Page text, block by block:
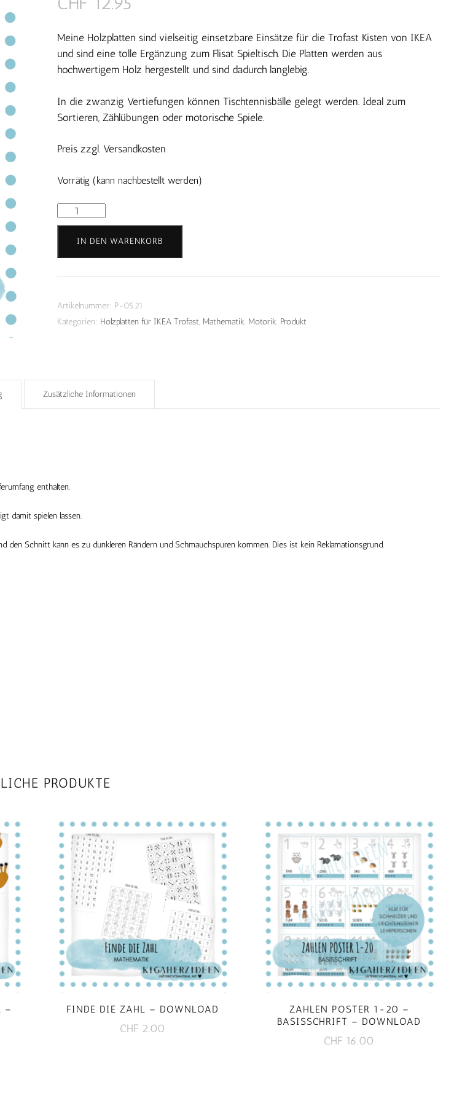
Meine Holzplatten sind vielseitig einsetzbare Einsätze für die Trofast Kisten von IKEA
und sind eine tolle Ergänzung zum Flisat Spieltisch. Die Platten werden aus
hochwertigem Holz hergestellt und sind dadurch langlebig.
In die zwanzig Vertiefungen können Tischtennisbälle gelegt werden. Ideal zum
Sortieren, Zählübungen oder motorische Spiele.
Preis zzgl. Versandkosten
Vorrätig (kann nachbestellt werden)
Tischtennisball
Holzplatte
MengeIN DEN WARENKORB
Artikelnummer: P-05.21
Kategorien: Holzplatten für IKEA Trofast, Mathematik, Motorik, Produkt
Zusätzliche Informationen
enthalten.
damit spielen lassen.
Schnitt kann es zu dunkleren Rändern und Schmauchspuren kommen. Dies ist kein Reklamationsgrund.
PRODUKTE
–
FINDE DIE ZAHL – DOWNLOAD
CHF 2.00
ZAHLEN POSTER 1-20 –
BASISSCHRIFT – DOWNLOAD
CHF 16.00